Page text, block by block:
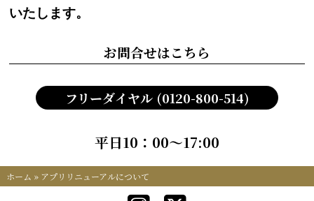
いたします。
お問合せはこちら
フリーダイヤル (0120-800-514)
平日10：00～17:00
ホーム » アプリリニューアルについて